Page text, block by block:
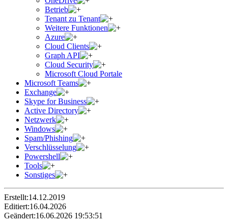
Betrieb
Tenant zu Tenant
Weitere Funktionen
Azure
Cloud Clients
Graph API
Cloud Security
Microsoft Cloud Portale
Microsoft Teams
Exchange
Skype for Business
Active Directory
Netzwerk
Windows
Spam/Phishing
Verschlüsselung
Powershell
Tools
Sonstiges
Erstellt:14.12.2019
Editiert:16.04.2026
Geändert:16.06.2026 19:53:51